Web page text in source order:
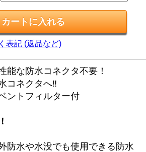
表記 (返品など)
能な防水コネクタ不要！
コネクタへ‼
ントフィルター付
防水や水没でも使用できる防水